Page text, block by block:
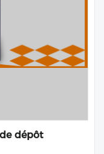
dépôt